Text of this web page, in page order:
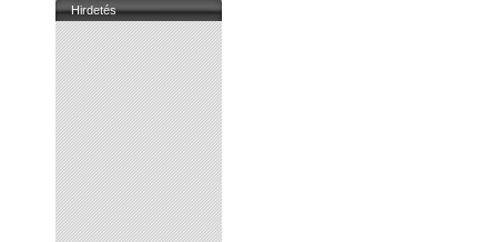
Hirdetés